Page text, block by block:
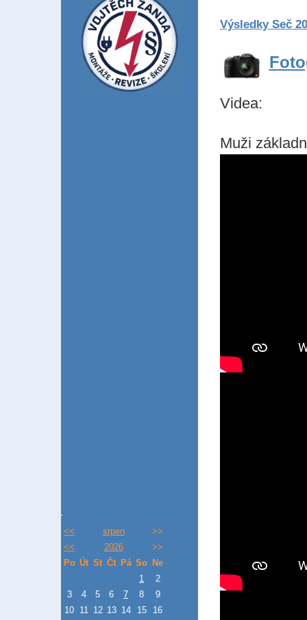
<< srpen
>>
<<
2026
>>
Po Út St Čt Pá So Ne
1
2
3
4 5 6 7 8
9
10 11 12 13 14 15
16
Výsledky Seč
Videa:
Muži